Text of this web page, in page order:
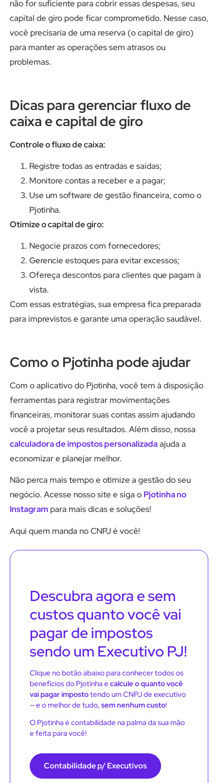
não for suficiente para cobrir essas despesas, seu
capital de giro pode ficar comprometido. Nesse caso,
você precisaria de uma reserva (o capital de giro)
para manter as operações sem atrasos ou
problemas.
Dicas para gerenciar fluxo de
caixa e capital de giro
Controle o fluxo de caixa:
Registre todas as entradas e saídas;
Monitore contas a receber e a pagar;
Use um software de gestão financeira, como o
Pjotinha.
Otimize o capital de giro:
Negocie prazos com fornecedores;
Gerencie estoques para evitar excessos;
Ofereça descontos para clientes que pagam à
vista.
Com essas estratégias, sua empresa fica preparada
para imprevistos e garante uma operação saudável.
Como o Pjotinha pode ajudar
Com o aplicativo do Pjotinha, você tem à disposição
ferramentas para registrar movimentações
financeiras, monitorar suas contas assim ajudando
você a projetar seus resultados. Além disso, nossa
calculadora de impostos personalizadaajuda a
economizar e planejar melhor.
Não perca mais tempo e otimize a gestão do seu
negócio. Acesse nosso site e siga o Pjotinha no
Instagram para mais dicas e soluções!
Aqui quem manda no CNPJ é você!
Descubra agora e sem
custos quanto você vai
pagar de impostos
sendo um Executivo PJ!
Clique no botão abaixo para conhecer todos os
benefícios do Pjotinha e calcule o quanto você
vai pagar impostotendo um CNPJ de executivo
— e o melhor de tudo, sem nenhum custo!
O Pjotinha é contabilidade na palma da sua mão
e feita para você!
Contabilidade p/ Executivos